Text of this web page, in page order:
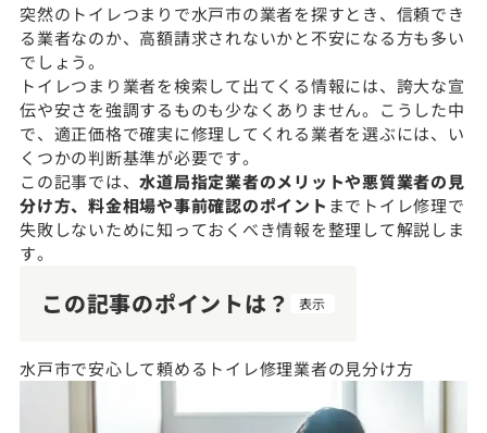
突然のトイレつまりで水戸市の業者を探すとき、信頼でき
る業者なのか、高額請求されないかと不安になる方も多い
でしょう。
トイレつまり業者を検索して出てくる情報には、誇大な宣
伝や安さを強調するものも少なくありません。こうした中
で、適正価格で確実に修理してくれる業者を選ぶには、い
くつかの判断基準が必要です。
この記事では、水道局指定業者のメリットや悪質業者の見
分け方、料金相場や事前確認のポイント までトイレ修理で
失敗しないために知っておくべき情報を整理して解説しま
す。
この記事のポイントは？ 表示
水戸市で安心して頼めるトイレ修理業者の見分け方